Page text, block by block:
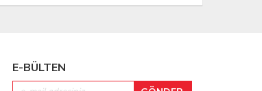
E-BÜLTEN